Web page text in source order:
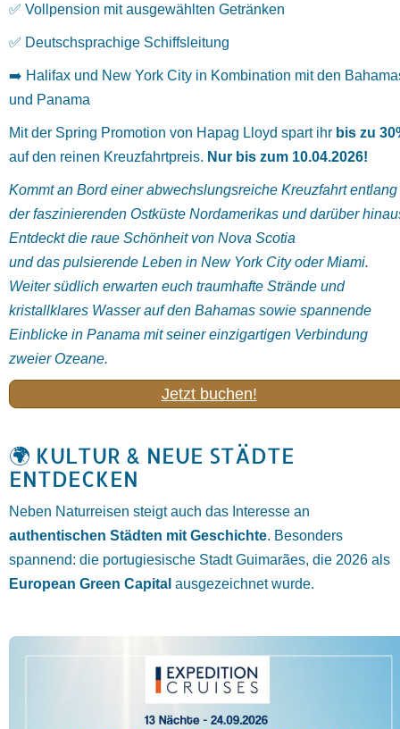
✅ Vollpension mit ausgewählten Getränken
✅ Deutschsprachige Schiffsleitung
➡️ Halifax und New York City in Kombination mit den
und Panama
Mit der Spring Promotion von Hapag Lloyd spart ihr bis zu
auf den reinen Kreuzfahrtpreis. Nur bis zum 10.04.2026!
Kommt an Bordeinerabwechslungsreiche Kreuzfahrtentlang
derfaszinierenden Ostküste Nordamerikas unddarüber
Entdecktdie raue Schönheit von Nova Scotia
und das pulsierende Leben in New York City oder Miami.
Weitersüdlich erwarten euch traumhafte Strände und
kristallklares Wasseraufden Bahamas sowie spannende
Einblicke in Panama mitseinereinzigartigen Verbindung
zweierOzeane.
Jetzt buchen!
🌍 KULTUR & NEUE STÄDTE
ENTDECKEN
Neben Naturreisen steigt auch das Interesse an
authentischen Städten mit Geschichte. Besonders
spannend: die portugiesische Stadt Guimarães, die 2026 als
European Green Capital ausgezeichnet wurde.